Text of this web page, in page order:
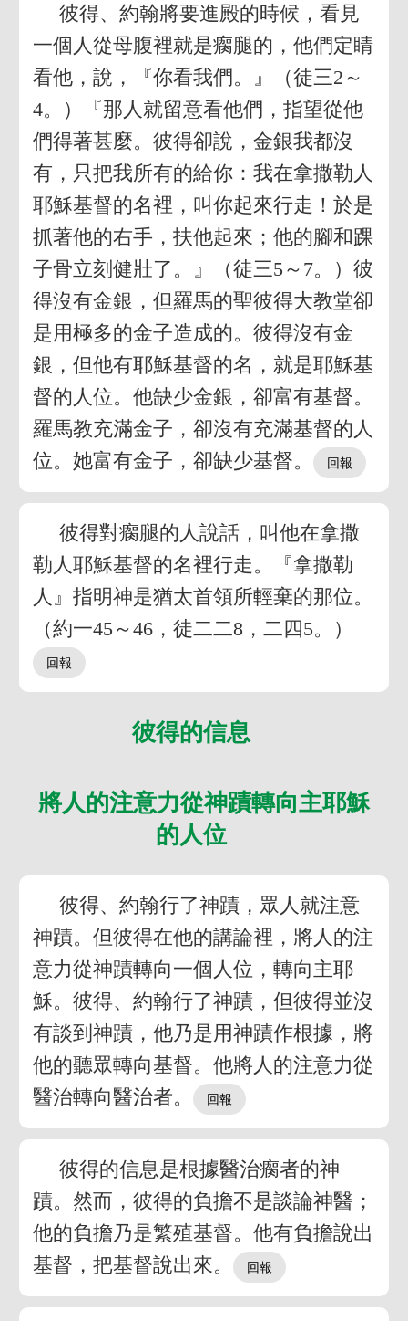
彼得、約翰將要進殿的時候，看見
一個人從母腹裡就是瘸腿的，他們定睛
看他，說，『你看我們。』（徒三2～
4。）『那人就留意看他們，指望從他
們得著甚麼。彼得卻說，金銀我都沒
有，只把我所有的給你：我在拿撒勒人
耶穌基督的名裡，叫你起來行走！於是
抓著他的右手，扶他起來；他的腳和踝
子骨立刻健壯了。』（徒三5～7。）彼
得沒有金銀，但羅馬的聖彼得大教堂卻
是用極多的金子造成的。彼得沒有金
銀，但他有耶穌基督的名，就是耶穌基
督的人位。他缺少金銀，卻富有基督。
羅馬教充滿金子，卻沒有充滿基督的人
位。她富有金子，卻缺少基督。
彼得對瘸腿的人說話，叫他在拿撒
勒人耶穌基督的名裡行走。『拿撒勒
人』指明神是猶太首領所輕棄的那位。
（約一45～46，徒二二8，二四5。）
彼得的信息
將人的注意力從神蹟轉向主耶穌
的人位
彼得、約翰行了神蹟，眾人就注意
神蹟。但彼得在他的講論裡，將人的注
意力從神蹟轉向一個人位，轉向主耶
穌。彼得、約翰行了神蹟，但彼得並沒
有談到神蹟，他乃是用神蹟作根據，將
他的聽眾轉向基督。他將人的注意力從
醫治轉向醫治者。
彼得的信息是根據醫治瘸者的神
蹟。然而，彼得的負擔不是談論神醫；
他的負擔乃是繁殖基督。他有負擔說出
基督，把基督說出來。